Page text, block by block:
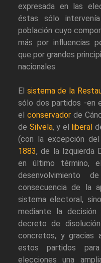
expresada en las
éstas sólo
población cuyo
más por influencias
que por grandes
nacionales.
El sistema de la
sólo dos partidos -en
el conservadorde
de Silvela, y el liberal
(con la excepción
1883, de la Izquierda
en último término,
consecuencia de la
sistema electoral,
mediante la
decreto de
concretos, y gracias
estos partidos
elecciones una